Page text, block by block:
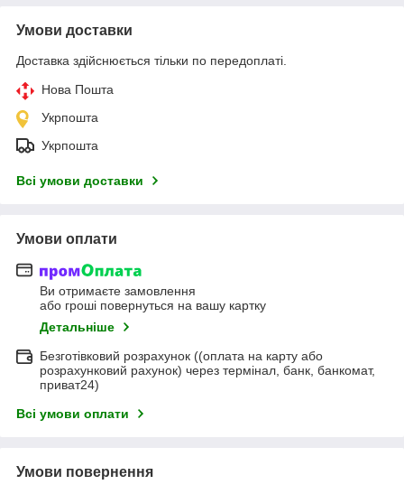
Умови доставки
Доставка здійснюється тільки по передоплаті.
Нова Пошта
Укрпошта
Укрпошта
Всі умови доставки
Умови оплати
Ви отримаєте замовлення
або гроші повернуться на вашу картку
Детальніше
Безготівковий розрахунок ((оплата на карту або
розрахунковий рахунок) через термінал, банк, банкомат,
приват24)
Всі умови оплати
Умови повернення